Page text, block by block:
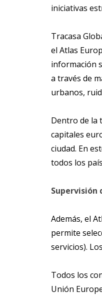
iniciativas
Tracasa
el Atlas
información
a través de
urbanos,
Dentro de la
capitales
ciudad. En
todos los
Supervisión
Además, el
permite
servicios).
Todos los
Unión